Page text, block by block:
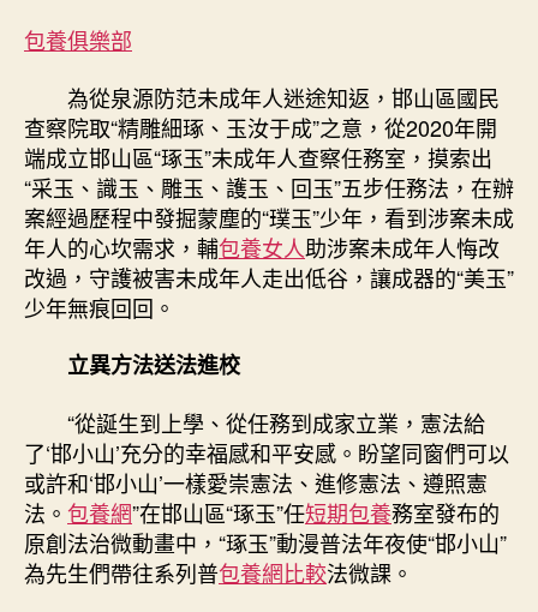
包養俱樂部
為從泉源防范未成年人迷途知返，邯山區國民
查察院取“精雕細琢、玉汝于成”之意，從2020年開
端成立邯山區“琢玉”未成年人查察任務室，摸索出
“采玉、識玉、雕玉、護玉、回玉”五步任務法，在辦
案經過歷程中發掘蒙塵的“璞玉”少年，看到涉案未成
年人的心坎需求，輔包養女人助涉案未成年人悔改
改過，守護被害未成年人走出低谷，讓成器的“美玉”
少年無痕回回。
立異方法送法進校
“從誕生到上學、從任務到成家立業，憲法給
了‘邯小山’充分的幸福感和平安感。盼望同窗們可以
或許和‘邯小山’一樣愛崇憲法、進修憲法、遵照憲
法。 包養網”在邯山區“琢玉”任短期包養務室發布的
原創法治微動畫中，“琢玉”動漫普法年夜使“邯小山”
為先生們帶往系列普包養網比較法微課。